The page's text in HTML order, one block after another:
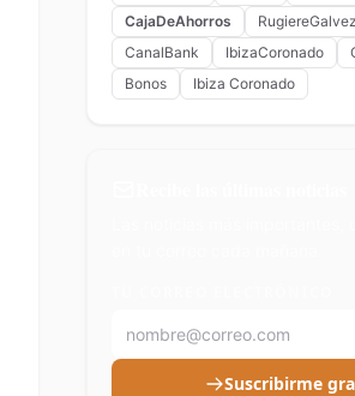
CajaDeAhorros
RugiereGalvez
CanalBank
IbizaCoronado
Bonos
Ibiza Coronado
Suscribirme